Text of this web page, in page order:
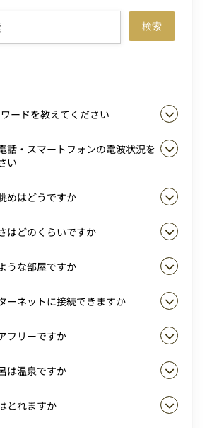
検索
ードを教えてください
話・スマートフォンの電波状況を
い
めはどうですか
はどのくらいですか
うな部屋ですか
ーネットに接続できますか
フリーですか
は温泉ですか
とれますか